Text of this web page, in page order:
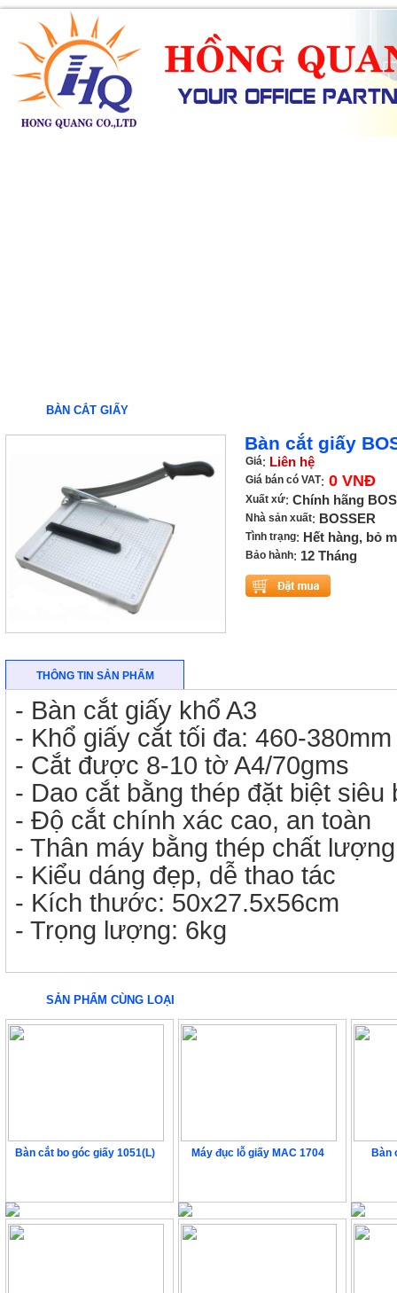
BÀN CẮT GIẤY
Bàn cắt giấy
Giá: Liên hệ
Giá bán có VAT: 0 VNĐ
Xuất xứ: Chính hãng
Nhà sản xuất: BOSSER
Tình trạng: Hết hàng, bỏ
Bảo hành: 12 Tháng
THÔNG TIN SẢN PHẨM
- Bàn cắt giấy khổ A3
- Khổ giấy cắt tối đa: 460-380mm
- Cắt được 8-10 tờ A4/70gms
- Dao cắt bằng thép đặt biệt siêu
- Độ cắt chính xác cao, an toàn
- Thân máy bằng thép chất
- Kiểu dáng đẹp, dễ thao tác
- Kích thước: 50x27.5x56cm
- Trọng lượng: 6kg
SẢN PHẨM CÙNG LOẠI
Bàn cắt bo góc giấy 1051(L) Máy đục lỗ giấy MAC 1704 Bàn